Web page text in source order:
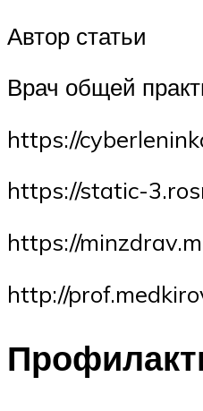
Автор статьи
Врач общей
https://
https://static-
https://
http://